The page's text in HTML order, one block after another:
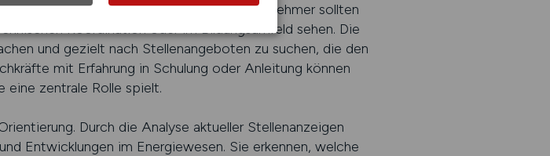
Schwerpunkt klar zu definieren. Arbeitnehmer sollten
Koordination oder im Bildungsumfeld sehen. Die
und gezielt nach Stellenangeboten zu suchen, die den
mit Erfahrung in Schulung oder Anleitung können
eine zentrale Rolle spielt.
Durch die Analyse aktueller Stellenanzeigen
Entwicklungen im Energiewesen. Sie erkennen, welche